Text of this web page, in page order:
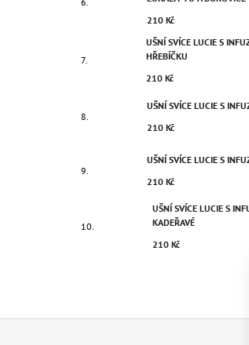
210 Kč
UŠNÍ SVÍCE LUCIE S
HŘEBÍČKU
210 Kč
UŠNÍ SVÍCE LUCIE S
210 Kč
UŠNÍ SVÍCE LUCIE S
210 Kč
UŠNÍ SVÍCE LUCIE S
KADEŘAVÉ
210 Kč